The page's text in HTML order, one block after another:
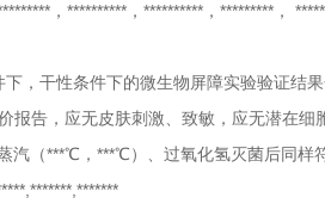
，**********，**********，*********，
，干性条件下的微生物屏障实验验证结
报告，应无皮肤刺激、致敏，应无潜在
汽（***℃，***℃）、过氧化氢灭菌后同样